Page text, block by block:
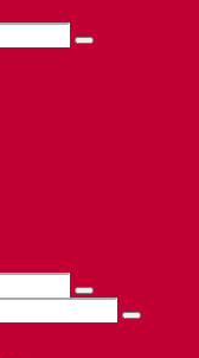
Поиск
Поиск
Поиск